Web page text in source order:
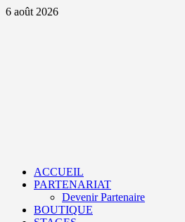
Aller
6 août 2026
ACCUEIL
PARTENARIAT
Devenir Partenaire
BOUTIQUE